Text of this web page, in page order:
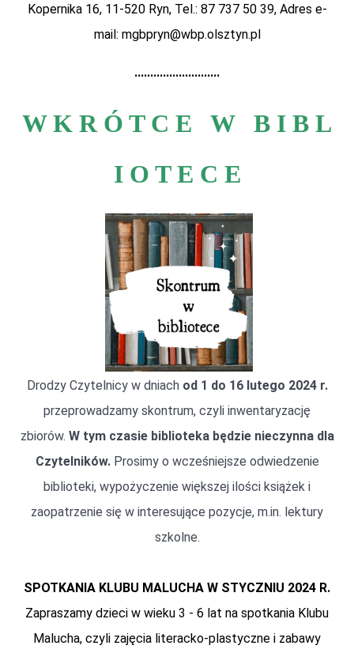
Kopernika 16, 11-520 Ryn, Tel.: 87 737 50 39, Adres e-
mail: mgbpryn@wbp.olsztyn.pl
...........................
W K R Ó T C E W B I B L
I O T E C E
Drodzy Czytelnicy w dniach od 1 do 16 lutego 2024 r.
przeprowadzamy skontrum, czyli inwentaryzację
zbiorów. W tym czasie biblioteka będzie nieczynna dla
Czytelników. Prosimy o wcześniejsze odwiedzenie
biblioteki, wypożyczenie większej ilości książek i
zaopatrzenie się w interesujące pozycje, m.in. lektury
szkolne.
SPOTKANIA KLUBU MALUCHA W STYCZNIU 2024 R.
Zapraszamy dzieci w wieku 3 - 6 lat na spotkania Klubu
Malucha, czyli zajęcia literacko-plastyczne i zabawy